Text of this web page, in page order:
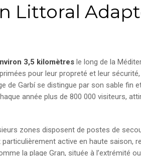
Littoral
3,5 kilomètresle long de la
pour leur propreté et leur
de Garbí se distingue par son sable fin
année plus de 800 000 visiteurs,
zones disposent de postes de
active en haute saison,
la plage Gran, située à l’extrémité